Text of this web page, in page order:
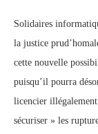
Solidaires
la justice
cette nouvelle
puisqu’il pourra
licencier
sécuriser » les